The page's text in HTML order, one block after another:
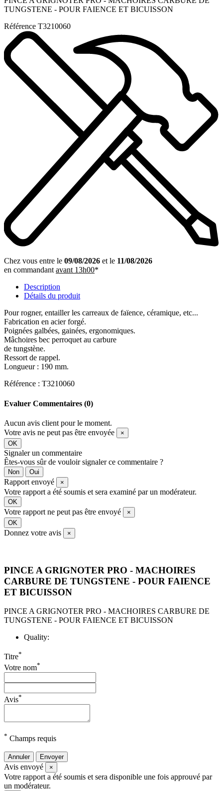
TUNGSTENE - POUR FAIENCE ET BICUISSON
Référence T3210060
Chez vous entre le 09/08/2026 et le 11/08/2026
en commandantavant 13h00*
Description
Détails du produit
Pour rogner, entailler les carreaux de faïence, céramique, etc...
Fabrication en acier forgé.
Poignées galbées, gainées, ergonomiques.
Mâchoires bec perroquet au carbure
de tungstène.
Ressort de rappel.
Longueur : 190 mm.
Référence : T3210060
Evaluer Commentaires (0)
Aucun avis client pour le moment.
Votre avis ne peut pas être envoyée
×
OK
Signaler un commentaire
Êtes-vous sûr de vouloir signaler ce commentaire ?
Non Oui
Rapport envoyé ×
Votre rapport a été soumis et sera examiné par un modérateur.
OK
Votre rapport ne peut pas être envoyé
×
OK
Donnez votre avis ×
PINCE A GRIGNOTER PRO - MACHOIRES
CARBURE DE TUNGSTENE - POUR FAIENCE
ET BICUISSON
PINCE A GRIGNOTER PRO - MACHOIRES CARBURE DE
TUNGSTENE - POUR FAIENCE ET BICUISSON
Quality:
Titre*
Votre nom*
Avis*
* Champs requis
Annuler Envoyer
Avis envoyé ×
Votre rapport a été soumis et sera disponible une fois approuvé par
un modérateur.